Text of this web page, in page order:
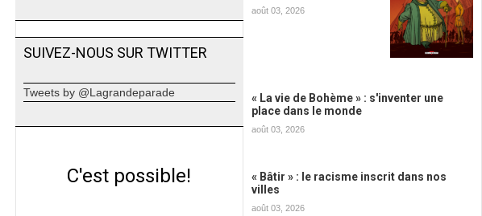
SUIVEZ-NOUS SUR TWITTER
Tweets by @Lagrandeparade
C'est possible!
août 03, 2026
« La vie de Bohème » : s'inventer une
place dans le monde
août 03, 2026
« Bâtir » : le racisme inscrit dans nos
villes
août 03, 2026